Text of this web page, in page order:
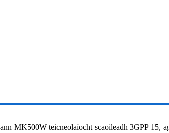
teicneolaíocht scaoileadh 3GPP 15,